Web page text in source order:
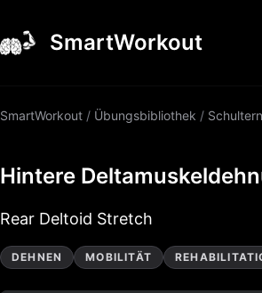
SmartWorkout
SmartWorkout / Übungsbibliothek / Schultern
Hintere
Rear Deltoid Stretch
DEHNEN MOBILITÄT